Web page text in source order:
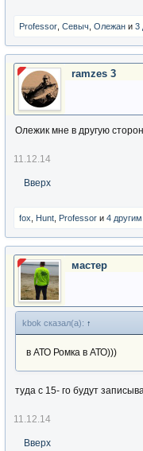
Professor Севыч Олежан и 3
ramzes 3
Олежик мне в другую
11.12.14
Вверх
fox Hunt Professor и 4 другим
мастер
kbok сказал(а): ↑
в АТО Ромка в АТО)))
туда с 15- го будут
11.12.14
Вверх